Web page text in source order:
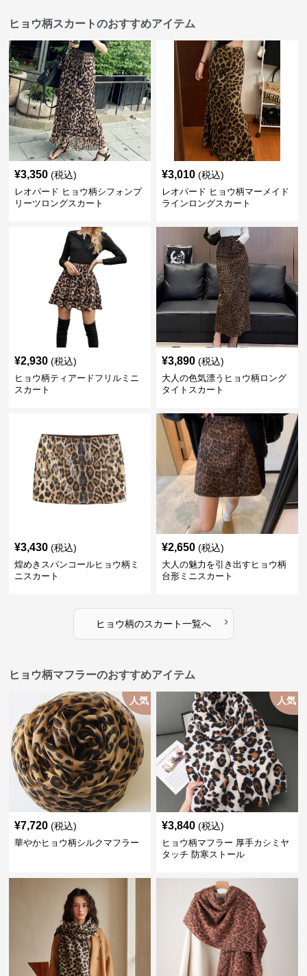
ヒョウ柄スカートのおすすめアイテム
¥3,350 (税込)
レオパード ヒョウ柄シフォンプ
リーツロングスカート
¥3,010 (税込)
レオパード ヒョウ柄マーメイド
ラインロングスカート
¥2,930 (税込)
ヒョウ柄ティアードフリルミニ
スカート
¥3,890 (税込)
大人の色気漂うヒョウ柄ロング
タイトスカート
¥3,430 (税込)
煌めきスパンコールヒョウ柄ミ
ニスカート
¥2,650 (税込)
大人の魅力を引き出すヒョウ柄
台形ミニスカート
ヒョウ柄のスカート一覧へ ›
ヒョウ柄マフラーのおすすめアイテム
人気
¥7,720 (税込)
華やかヒョウ柄シルクマフラー
人気
¥3,840 (税込)
ヒョウ柄マフラー 厚手カシミヤ
タッチ 防寒ストール